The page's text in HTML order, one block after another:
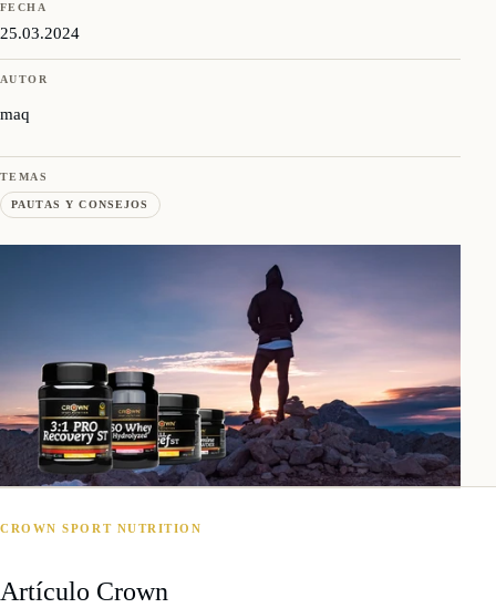
FECHA
25.03.2024
AUTOR
maq
TEMAS
PAUTAS Y CONSEJOS
CROWN SPORT NUTRITION
Artículo Crown